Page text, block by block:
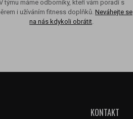
týmu máme odborníky, kteří vám poradí s
i užíváním fitness doplňků.Neváhejte se
na nás kdykoli obrátit
KONTAKT